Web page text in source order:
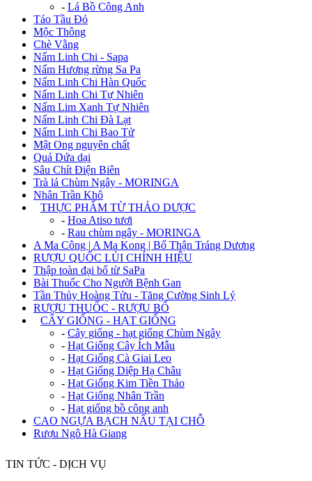
- Lá Bồ Công Anh
Táo Tầu Đỏ
Mộc Thông
Chè Vằng
Nấm Linh Chi - Sapa
Nấm Hương rừng Sa Pa
Nấm Linh Chi Hàn Quốc
Nấm Linh Chi Tự Nhiên
Nấm Lim Xanh Tự Nhiên
Nấm Linh Chi Đà Lạt
Nấm Linh Chi Bao Tử
Mật Ong nguyên chất
Quả Dứa dại
Sâu Chít Điện Biên
Trà lá Chùm Ngây - MORINGA
Nhân Trần Khô
THỰC PHẨM TỪ THẢO DƯỢC
- Hoa Atiso tươi
- Rau chùm ngây - MORINGA
A Ma Công | A Ma Kong | Bổ Thận Tráng Dương
RƯỢU QUỐC LỦI CHÍNH HIỆU
Thập toàn đại bổ từ SaPa
Bài Thuốc Cho Người Bệnh Gan
Tần Thủy Hoàng Tửu - Tăng Cường Sinh Lý
RƯỢU THUỐC - RƯỢU BỔ
CÂY GIỐNG - HẠT GIỐNG
- Cây giống - hạt giống Chùm Ngây
- Hạt Giống Cây Ích Mẫu
- Hạt Giống Cà Giai Leo
- Hạt Giống Diệp Hạ Châu
- Hạt Giống Kim Tiền Thảo
- Hạt Giống Nhân Trần
- Hạt giống bồ công anh
CAO NGỰA BẠCH NẤU TẠI CHỖ
Rượu Ngô Hà Giang
TIN TỨC - DỊCH VỤ